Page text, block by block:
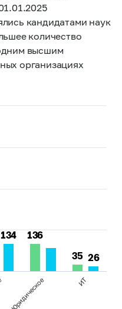
кандидатами наук
количество
высшим
организациях
136
136
35
35
134
134
26
26
Юридическое ИТ